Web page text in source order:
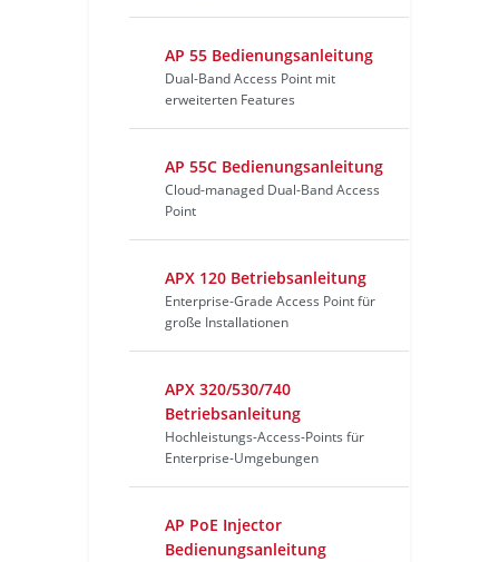
AP 55 Bedienungsanleitung
Dual-Band Access Point mit
erweiterten Features
AP 55C Bedienungsanleitung
Cloud-managed Dual-Band Access
Point
APX 120 Betriebsanleitung
Enterprise-Grade Access Point für
große Installationen
APX 320/530/740
Betriebsanleitung
Hochleistungs-Access-Points für
Enterprise-Umgebungen
AP PoE Injector
Bedienungsanleitung